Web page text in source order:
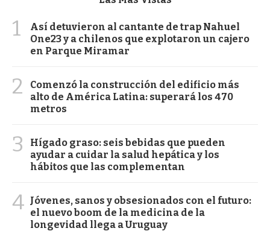
1
Así detuvieron al cantante de trap Nahuel
One23 y a chilenos que explotaron un cajero
en Parque Miramar
2
Comenzó la construcción del edificio más
alto de América Latina: superará los 470
metros
3
Hígado graso: seis bebidas que pueden
ayudar a cuidar la salud hepática y los
hábitos que las complementan
4 Jóvenes, sanos y obsesionados con el futuro:
el nuevo boom de la medicina de la
longevidad llega a Uruguay